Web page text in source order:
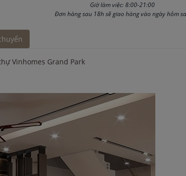
Giờ làm việc: 8:00-21:00
Đơn hàng sau 18h sẽ giao hàng vào ngày hôm
Vinhomes Grand Park